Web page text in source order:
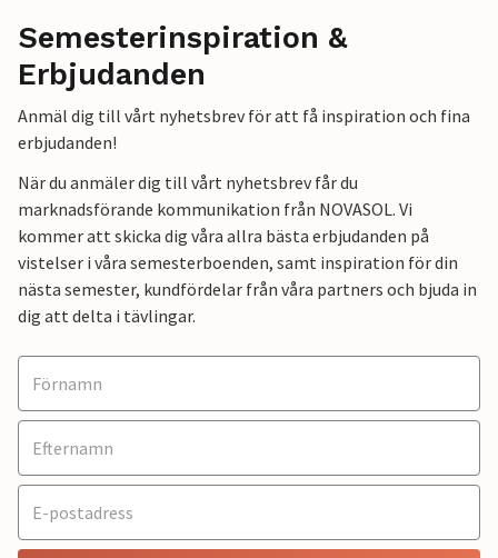
Semesterinspiration &
Erbjudanden
Anmäl dig till vårt nyhetsbrev för att få inspiration och fina
erbjudanden!
När du anmäler dig till vårt nyhetsbrev får du
marknadsförande kommunikation från NOVASOL. Vi
kommer att skicka dig våra allra bästa erbjudanden på
vistelser i våra semesterboenden, samt inspiration för din
nästa semester, kundfördelar från våra partners och bjuda in
dig att delta i tävlingar.